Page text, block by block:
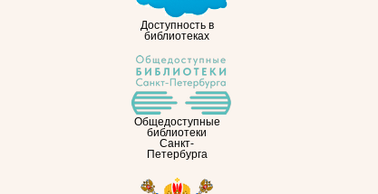
Доступность в
библиотеках
Общедоступные
библиотеки
Санкт-
Петербурга